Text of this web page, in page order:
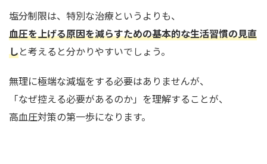
塩分制限は、特別な治療というよりも、
血圧を上げる原因を減らすための基本的な生活習慣の見直
しと考えると分かりやすいでしょう。
無理に極端な減塩をする必要はありませんが、
「なぜ控える必要があるのか」を理解することが、
高血圧対策の第一歩になります。